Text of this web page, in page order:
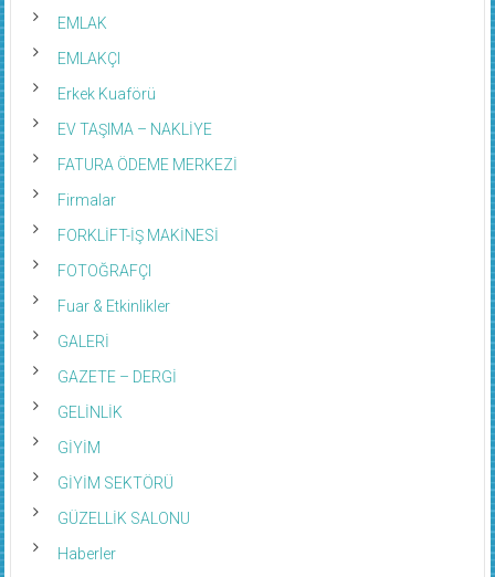
EMLAK
EMLAKÇI
Erkek Kuaförü
EV TAŞIMA – NAKLİYE
FATURA ÖDEME MERKEZİ
Firmalar
FORKLİFT-İŞ MAKİNESİ
FOTOĞRAFÇI
Fuar & Etkinlikler
GALERİ
GAZETE – DERGİ
GELİNLİK
GİYİM
GİYİM SEKTÖRÜ
GÜZELLİK SALONU
Haberler